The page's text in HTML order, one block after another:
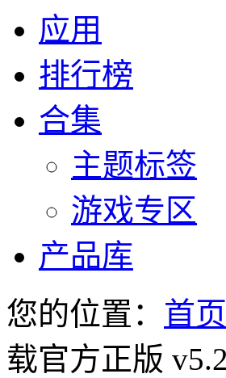
应用
排行榜
合集
主题标签
游戏专区
产品库
您的位置： 首页
载官方正版